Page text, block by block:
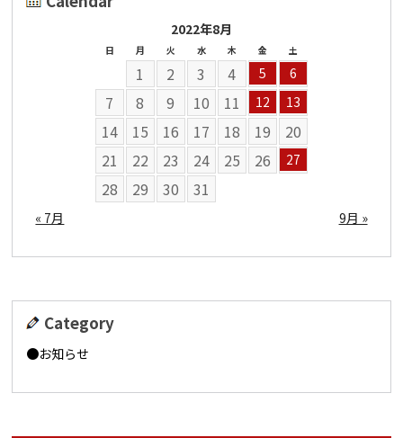
2022年8月
日 月 火 水 木 金 土
1 2 3 4 5 6
7 8 9 10 11 12 13
14 15 16 17 18 19
20
21
22 23 24 25 26 27
28 29 30 31
« 7月 9月 »
Category
お知らせ